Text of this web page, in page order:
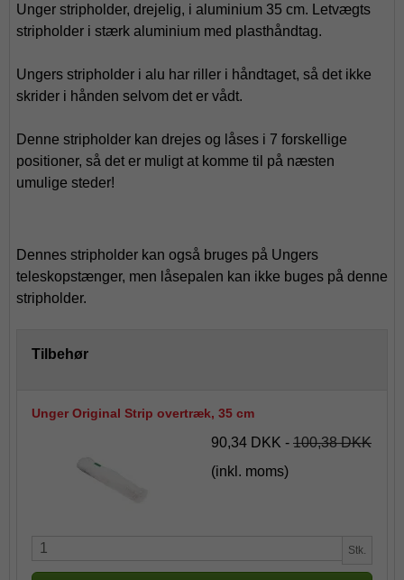
Unger stripholder, drejelig, i aluminium 35 cm. Letvægts
stripholder i stærk aluminium med plasthåndtag.
Ungers stripholder i alu har riller i håndtaget, så det ikke
skrider i hånden selvom det er vådt.
Denne stripholder kan drejes og låses i 7 forskellige
positioner, så det er muligt at komme til på næsten
umulige steder!
Dennes stripholder kan også bruges på Ungers
teleskopstænger, men låsepalen kan ikke buges på denne
stripholder.
Tilbehør
Unger Original Strip overtræk, 35 cm
90,34 DKK - 100,38 DKK
(inkl. moms)
Stk.